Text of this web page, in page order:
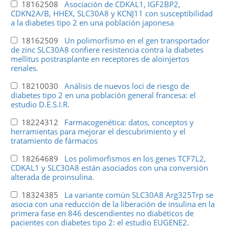
18162508 Asociación de CDKAL1, IGF2BP2,
CDKN2A/B, HHEX, SLC30A8 y KCNJ11 con susceptibilidad
a la diabetes tipo 2 en una población japonesa
18162509 Un polimorfismo en el gen transportador
de zinc SLC30A8 confiere resistencia contra la diabetes
mellitus postrasplante en receptores de aloinjertos
renales.
18210030 Análisis de nuevos loci de riesgo de
diabetes tipo 2 en una población general francesa: el
estudio D.E.S.I.R.
18224312 Farmacogenética: datos, conceptos y
herramientas para mejorar el descubrimiento y el
tratamiento de fármacos
18264689 Los polimorfismos en los genes TCF7L2,
CDKAL1 y SLC30A8 están asociados con una conversión
alterada de proinsulina.
18324385 La variante común SLC30A8 Arg325Trp se
asocia con una reducción de la liberación de insulina en la
primera fase en 846 descendientes no diabéticos de
pacientes con diabetes tipo 2: el estudio EUGENE2.